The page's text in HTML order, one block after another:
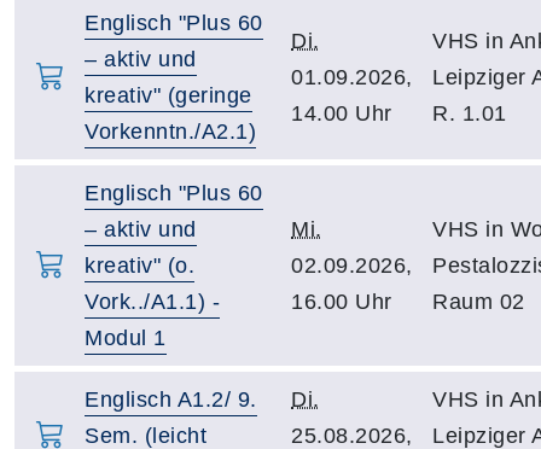
Englisch "Plus 60
– aktiv und
kreativ" (geringe
Vorkenntn./A2.1)
Di.
01.09.2026,
14.00 Uhr
VHS in
Leipziger
R. 1.01
Englisch "Plus 60
– aktiv und
kreativ" (o.
Vork../A1.1) -
Modul 1
Mi.
02.09.2026,
16.00 Uhr
VHS in
Raum 02
Englisch A1.2/ 9.
Sem. (leicht
Di.
25.08.2026,
VHS in
Leipziger